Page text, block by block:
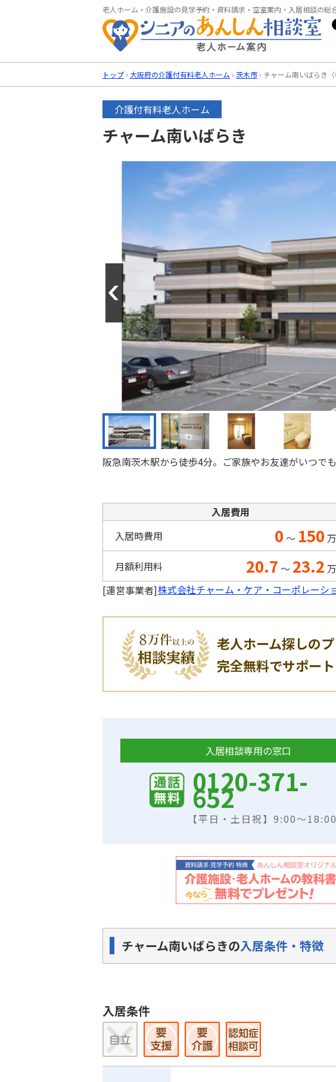
老人ホーム・介護施設の見学予約・資料請求・空室案内・入居相談の総
トップ › 大阪府の介護付有料老人ホーム › 茨木市 › チャーム南いばらき
介護付有料老人ホーム
チャーム南いばらき
Previous
阪急南茨木駅から徒歩4分。ご家族やお友達がいつで
入居費用
入居時費用
0 ～ 150
月額利用料
20.7 ～ 23.2
[運営事業者]株式会社チャーム・ケア・コーポレーシ
老人ホーム探しの
完全無料でサポー
入居相談専用の窓口
0120-371-
652
【平日・土日祝】9:00～18:00
チャーム南いばらきの入居条件・特徴
入居条件